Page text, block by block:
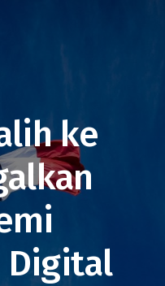
ke
Digital